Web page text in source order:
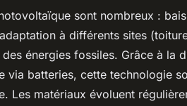
sont nombreux :
à différents sites
énergies fossiles. Grâce à la
via batteries, cette technologie
Les matériaux évoluent